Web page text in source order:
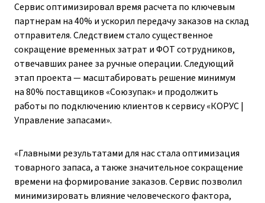
Сервис оптимизировал время расчета по ключевым
партнерам на 40% и ускорил передачу заказов на склад
отправителя. Следствием стало существенное
сокращение временных затрат и ФОТ сотрудников,
отвечавших ранее за ручные операции. Следующий
этап проекта — масштабировать решение минимум
на 80% поставщиков «Союзупак» и продолжить
работы по подключению клиентов к сервису «КОРУС |
Управление запасами».
«Главными результатами для нас стала оптимизация
товарного запаса, а также значительное сокращение
времени на формирование заказов. Сервис позволил
минимизировать влияние человеческого фактора,